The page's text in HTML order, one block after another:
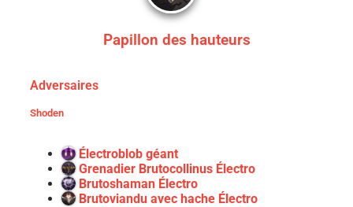
Papillon des hauteurs
Adversaires
Shoden
Électroblob géant
Grenadier Brutocollinus Électro
Brutoshaman Électro
Brutoviandu avec hache Électro